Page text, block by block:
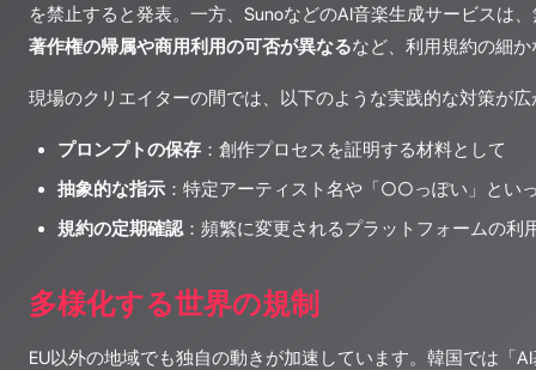
を禁止すると発表。一方、SunoなどのAI音楽生成サービスは
著作権の帰属や商用利用の可否が異なるなど、利用規約の細
現場のクリエイターの間では、以下のような実践的な対策が
プロンプトの保存 ：創作プロセスを証明する材料として
抽象的な指示 ：特定アーティスト名や「○○っぽい」とい
規約の定期確認：頻繁に変更されるプラットフォームの利
多様化する世界の規制
EU以外の地域でも独自の動きが加速しています。韓国では「